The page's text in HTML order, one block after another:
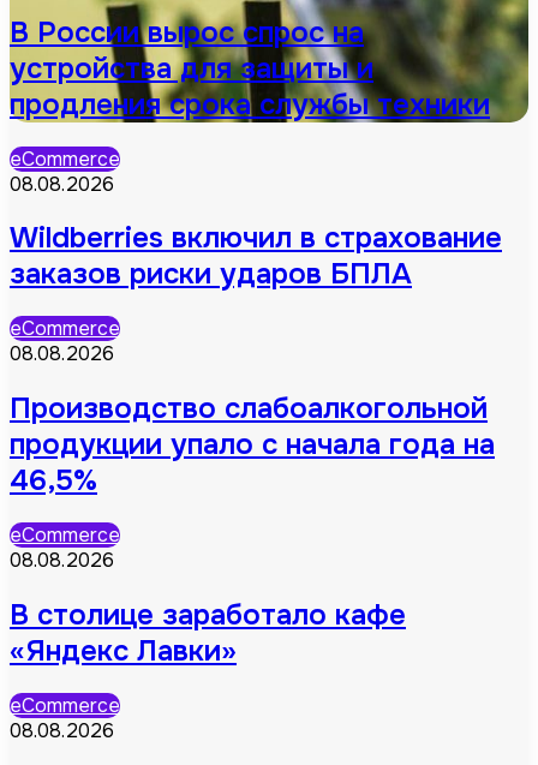
В России вырос спрос на
устройства для защиты и
продления срока службы техники
eCommerce
08.08.2026
Wildberries включил в страхование
заказов риски ударов БПЛА
eCommerce
08.08.2026
Производство слабоалкогольной
продукции упало с начала года на
46,5%
eCommerce
08.08.2026
В столице заработало кафе
«Яндекс Лавки»
eCommerce
08.08.2026